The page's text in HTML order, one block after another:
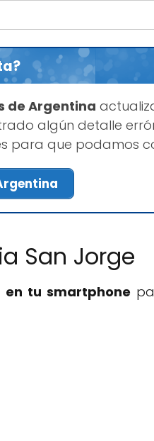
de Argentina
algún detalle
para que podamos
San Jorge
tu smartphone